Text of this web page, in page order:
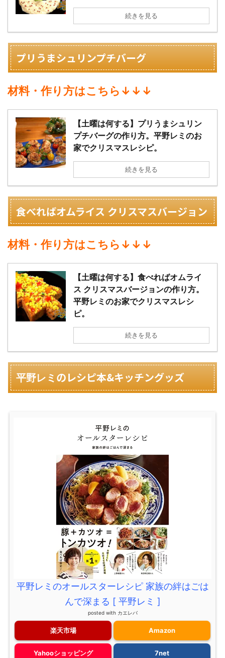
続きを見る
プリうまシュリンプチバーグ
材料・作り方はこちら↓↓↓
【土曜は何する】プリうまシュリン
プチバーグの作り方。平野レミのお
家でクリスマスレシピ。
続きを見る
食べればオムライス クリスマスバージョン
材料・作り方はこちら↓↓↓
【土曜は何する】食べればオムライ
ス クリスマスバージョンの作り方。
平野レミのお家でクリスマスレシ
ピ。
続きを見る
平野レミ のレシピ本&キッチングッズ
平野レミのオールスターレシピ 家族の絆はごは
んで深まる [ 平野レミ ]
posted with カエレバ
楽天市場 Amazon
Yahooショッピング 7net